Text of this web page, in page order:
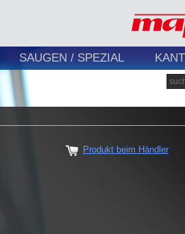
SAUGEN / SPEZIAL
Produkt beim Händler